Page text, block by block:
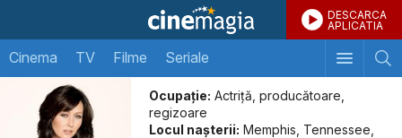
DESCARCA
APLICATIA
Cinema TV Filme Seriale
Ocupație: Actriță, producătoare,
regizoare
Locul naşterii: Memphis, Tennessee,